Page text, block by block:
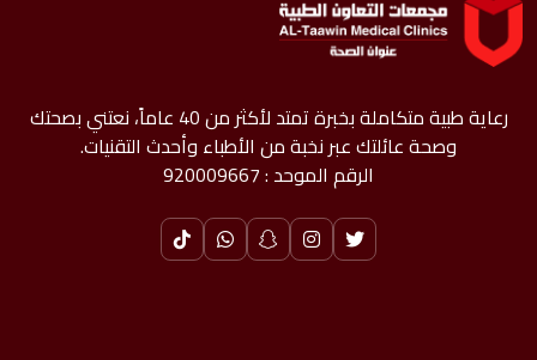
رعاية طبية متكاملة بخبرة تمتد لأكثر من 40 عاماً، نعتني بصحتك
وصحة عائلتك عبر نخبة من الأطباء وأحدث التقنيات.
الرقم الموحد : 920009667